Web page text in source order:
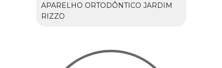
APARELHO ORTODÔNTICO JARDIM
RIZZO